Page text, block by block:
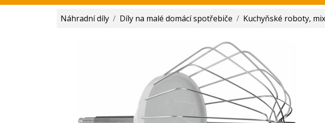
Náhradní díly / Díly na malé domácí spotřebiče / Kuchyňské roboty,